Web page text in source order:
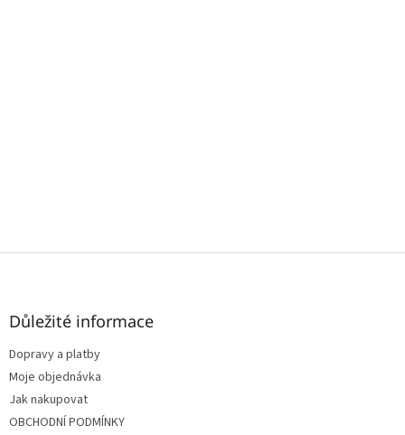
Z
Důležité informace
Dopravy a platby
Moje objednávka
Jak nakupovat
OBCHODNÍ PODMÍNKY